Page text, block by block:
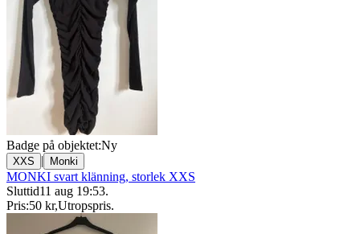
Badge på objektet:Ny
XXS | Monki
MONKI svart klänning, storlek XXS
Sluttid11 aug 19:53.
Pris:50 kr,Utropspris.